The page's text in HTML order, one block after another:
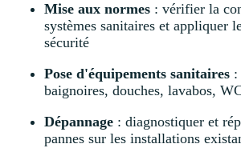
Mise aux normes : vérifier la
systèmes sanitaires et appliquer
sécurité
Pose d'équipements sanitaires :
baignoires, douches, lavabos,
Dépannage : diagnostiquer et
pannes sur les installations